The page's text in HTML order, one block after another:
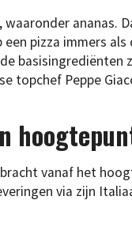
ananas.
pizza immers als
basisingrediënten
topchef Peppe
vanaf het
via zijn